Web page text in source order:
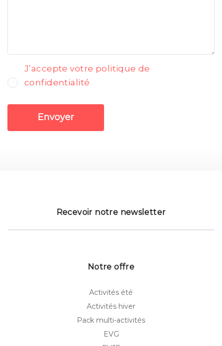
J’accepte votre politique de
confidentialité
Envoyer
Recevoir notre newsletter
Notre offre
Activités été
Activités hiver
Pack multi-activités
EVG